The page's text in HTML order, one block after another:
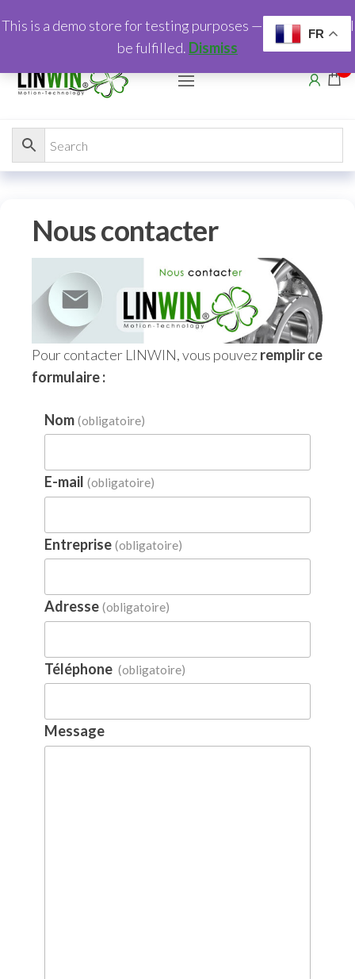
Nous contacter
Pour contacter LINWIN, vous pouvezremplir ce
formulaire :
Nom (obligatoire)
E-mail (obligatoire)
Entreprise (obligatoire)
Adresse (obligatoire)
Téléphone (obligatoire)
Message
FR
This is a demo store for testing purposes — no orders shall
be fulfilled. Dismiss